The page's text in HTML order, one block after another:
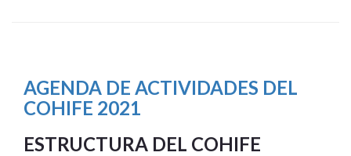
AGENDA DE ACTIVIDADES DEL
COHIFE 2021
ESTRUCTURA DEL COHIFE